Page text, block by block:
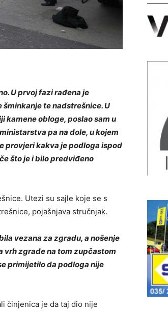
U prvoj fazi rađena je
te nadstrešnice. U
kamene obloge, poslao sam u
pa na dole, u kojem
provjeri kakva je podloga ispod
što je i bilo predviđeno
Utezi su sajle koje se s
pojašnjava stručnjak.
vezana za zgradu, a nošenje
vrh zgrade na tom zupčastom
primijetilo da podloga nije
činjenica je da taj dio nije